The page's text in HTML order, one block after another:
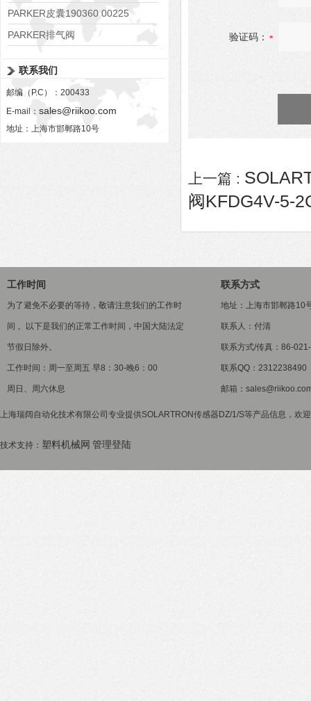
PARKER皮囊190360 00225
PARKER排气阀
联系我们
邮编（P.C）：200433
E-mail： sales@riikoo.com
地址：上海市邯郸路10号
验证码：
上一篇 :
阀KFDG4V-5-
工作时间
为了避免不必要的等待，敬请注意我们的工作时
间 。以下是我们的正常工作时间，中国大陆法定
节假日除外。
工作时间：周一至周五 早8：30-晚6：00
周日、周六休息
联系方式
地址：上海市邯郸路10
联系人：付清
联系方式/传真：86-
联系QQ：2312238490
邮箱：
上海瑞阔自动化技术有限公司专业提供SOLARTRON传感器DZ/1/S等产品信息，欢
技术支持： 塑料机械网 管理登陆